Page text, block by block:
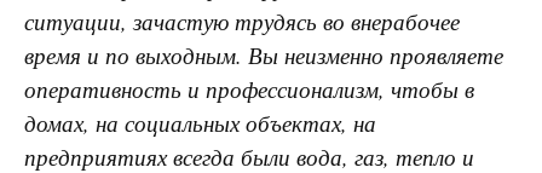
ситуации, зачастую трудясь во внерабочее
время и по выходным. Вы неизменно проявляете
оперативность и профессионализм, чтобы в
домах, на социальных объектах, на
предприятиях всегда были вода, газ, тепло и